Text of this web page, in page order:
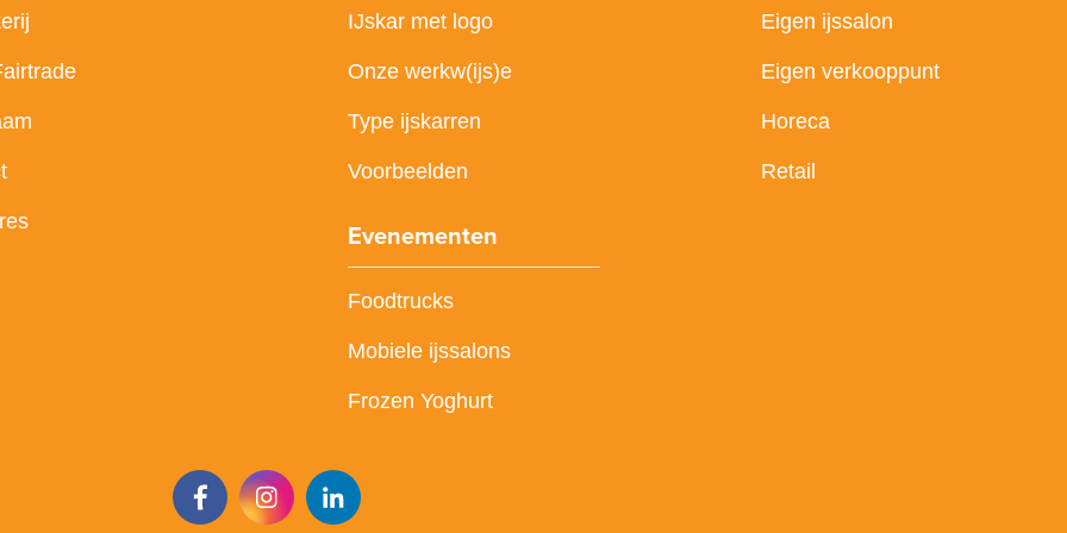
IJskar met logo
Onze werkw(ijs)e
Type ijskarren
Voorbeelden
Evenementen
Foodtrucks
Mobiele ijssalons
Frozen Yoghurt
Eigen ijssalon
Eigen verkooppunt
Horeca
Retail